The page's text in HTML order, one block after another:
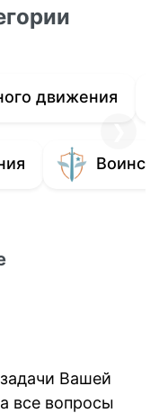
движения
Вашей
все вопросы